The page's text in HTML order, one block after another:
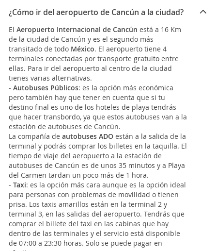
¿Cómo ir del aeropuerto de Cancún a la ciudad?
El Aeropuerto Internacional de Cancún está a 16 Km
de la ciudad de Cancún y es el segundo más
transitado de todo México. El aeropuerto tiene 4
terminales conectadas por transporte gratuito entre
ellas. Para ir del aeropuerto al centro de la ciudad
tienes varias alternativas.
- Autobuses Públicos: es la opción más económica
pero también hay que tener en cuenta que si tu
destino final es uno de los hoteles de playa tendrás
que hacer transbordo, ya que estos autobuses van a la
estación de autobuses de Cancún.
La compañía de autobuses ADO están a la salida de la
terminal y podrás comprar los billetes en la taquilla. El
tiempo de viaje del aeropuerto a la estación de
autobuses de Cancún es de unos 35 minutos y a Playa
del Carmen tardan un poco más de 1 hora.
- Taxi: es la opción más cara aunque es la opción ideal
para personas con problemas de movilidad o tienen
prisa. Los taxis amarillos están en la terminal 2 y
terminal 3, en las salidas del aeropuerto. Tendrás que
comprar el billete del taxi en las cabinas que hay
dentro de las terminales y el servicio está disponible
de 07:00 a 23:30 horas. Solo se puede pagar en